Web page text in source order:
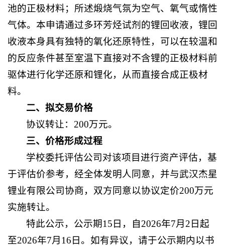
池的正极材料；所述煅烧气氛为空气、氧气或惰性
气体。本申请通过多环芳烃试剂的锂回收液，锂回
收液本身具有独特的氧化还原特性，可以在较温和
的反应条件甚至室温下直接对不含锂的正极材料前
驱体进行化学还原和锂化，从而直接合成正极材
料。
二、拟交易价格
协议转让：200万元。
三、价格形成过程
学校委托评估公司对该项目进行资产评估，基
于评估价参考，经全体发明人同意，并与武汉杰星
锂业有限公司协商，双方同意以协议定价200万元
实施转让。
特此公示，公示期15日，自2026年7月2日起
至2026年7月16日。如有异议，请于公示期内以书